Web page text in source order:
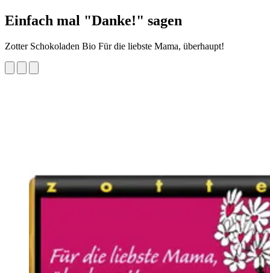
Einfach mal "Danke!" sagen
Zotter Schokoladen Bio Für die liebste Mama, überhaupt!